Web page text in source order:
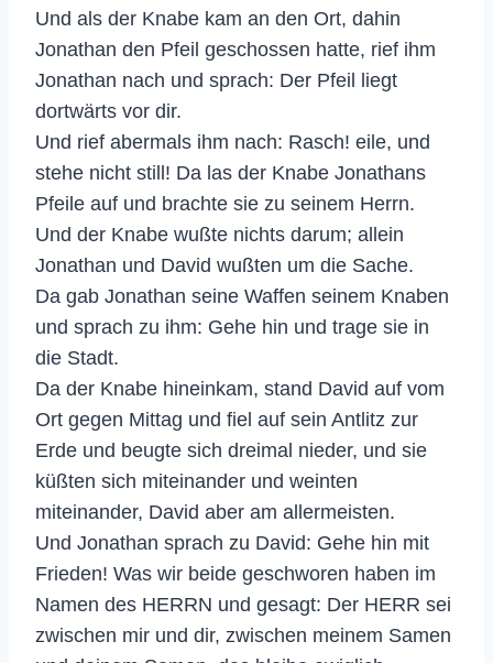
Und als der Knabe kam an den Ort, dahin
Jonathan den Pfeil geschossen hatte, rief ihm
Jonathan nach und sprach: Der Pfeil liegt
dortwärts vor dir.
Und rief abermals ihm nach: Rasch! eile, und
stehe nicht still! Da las der Knabe Jonathans
Pfeile auf und brachte sie zu seinem Herrn.
Und der Knabe wußte nichts darum; allein
Jonathan und David wußten um die Sache.
Da gab Jonathan seine Waffen seinem Knaben
und sprach zu ihm: Gehe hin und trage sie in
die Stadt.
Da der Knabe hineinkam, stand David auf vom
Ort gegen Mittag und fiel auf sein Antlitz zur
Erde und beugte sich dreimal nieder, und sie
küßten sich miteinander und weinten
miteinander, David aber am allermeisten.
Und Jonathan sprach zu David: Gehe hin mit
Frieden! Was wir beide geschworen haben im
Namen des HERRN und gesagt: Der HERR sei
zwischen mir und dir, zwischen meinem Samen